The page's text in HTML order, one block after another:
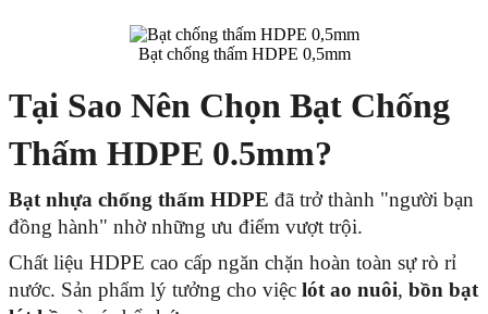
Bạt chống thấm HDPE 0,5mm
Tại Sao Nên Chọn Bạt Chống
Thấm HDPE 0.5mm?
Bạt nhựa chống thấm HDPE đã trở thành "người bạn
đồng hành" nhờ những ưu điểm vượt trội.
Chất liệu HDPE cao cấp ngăn chặn hoàn toàn sự rò rỉ
nước. Sản phẩm lý tưởng cho việc lót ao nuôi, bồn bạt